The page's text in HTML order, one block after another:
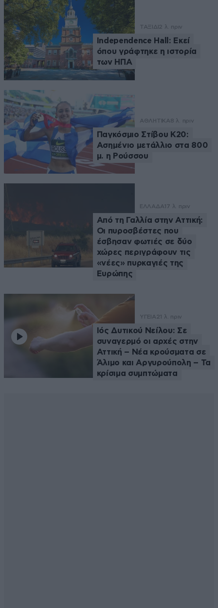
ΤΑΞΙΔΙ2 λ. πριν
Independence Hall: Εκεί
όπου γράφτηκε η ιστορία
των ΗΠΑ
ΑΘΛΗΤΙΚΑ8 λ. πριν
Παγκόσμιο Στίβου Κ20:
Ασημένιο μετάλλιο στα 800
μ. η Ρούσσου
ΕΛΛΑΔΑ 17 λ. πριν
Από τη Γαλλία στην Αττική:
Οι πυροσβέστες που
έσβησαν φωτιές σε δύο
χώρες περιγράφουν τις
«νέες» πυρκαγιές της
Ευρώπης
ΥΓΕΙΑ21 λ. πριν
Ιός Δυτικού Νείλου: Σε
συναγερμό οι αρχές στην
Αττική – Νέα κρούσματα σε
Άλιμο και Αργυρούπολη – Τα
κρίσιμα συμπτώματα